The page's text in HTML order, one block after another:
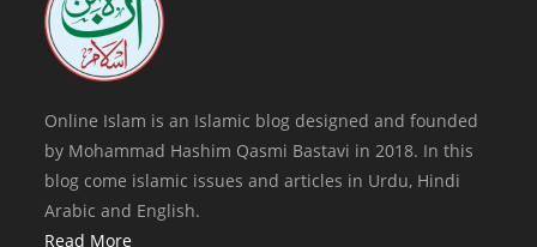
Online Islam is an Islamic blog designed and founded
by Mohammad Hashim Qasmi Bastavi in 2018. In this
blog come islamic issues and articles in Urdu, Hindi
Arabic and English.
Read More